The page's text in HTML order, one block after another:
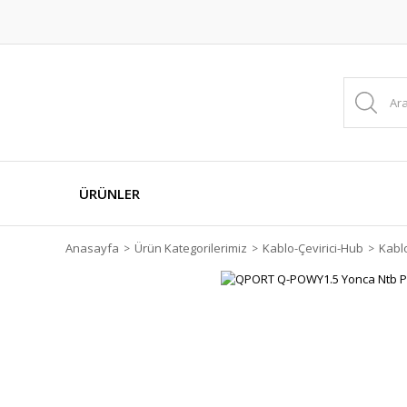
ÜRÜNLER
Anasayfa Ürün Kategorilerimiz Kablo-Çevirici-Hub